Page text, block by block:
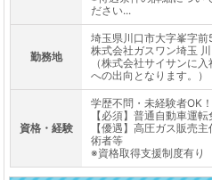
ださい...
勤務地
埼玉県川口市大字峯字前
株式会社ガスワン埼玉
（株式会社サイサンに
への出向となります。）
資格・経験
学歴不問・未経験者OK！
【必須】普通自動車運転
【優遇】高圧ガス販売
術者等
※資格取得支援制度有り